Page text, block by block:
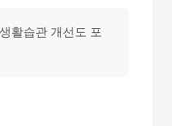
활습관 개선도 포